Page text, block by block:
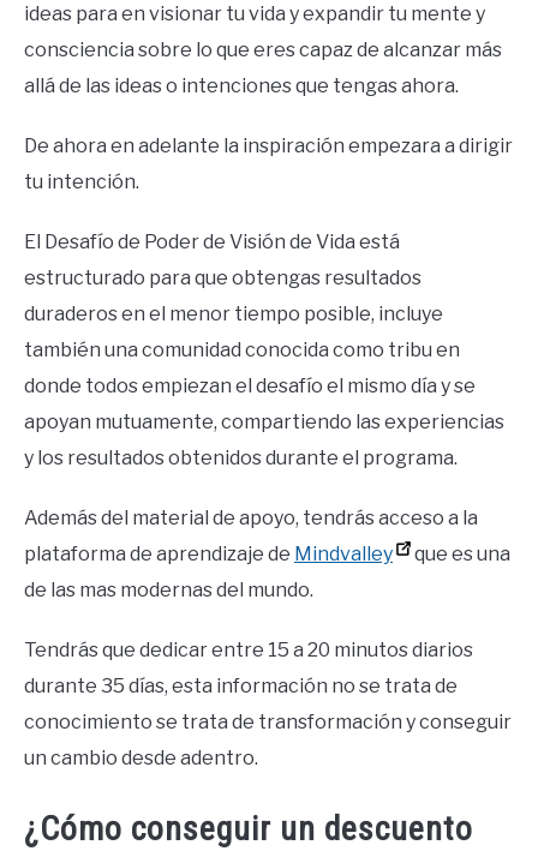
ideas para en visionar tu vida y expandir tu mente y
consciencia sobre lo que eres capaz de alcanzar más
allá de las ideas o intenciones que tengas ahora.
De ahora en adelante la inspiración empezara a dirigir
tu intención.
El Desafío de Poder de Visión de Vida está
estructurado para que obtengas resultados
duraderos en el menor tiempo posible, incluye
también una comunidad conocida como tribu en
donde todos empiezan el desafío el mismo día y se
apoyan mutuamente, compartiendo las experiencias
y los resultados obtenidos durante el programa.
Además del material de apoyo, tendrás acceso a la
plataforma de aprendizaje de Mindvalley
que es una
de las mas modernas del mundo.
Tendrás que dedicar entre 15 a 20 minutos diarios
durante 35 días, esta información no se trata de
conocimiento se trata de transformación y conseguir
un cambio desde adentro.
¿Cómo conseguir un descuento